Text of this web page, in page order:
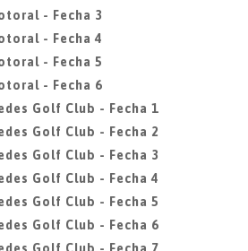
- Fecha 3
- Fecha 4
- Fecha 5
- Fecha 6
Golf Club - Fecha 1
Golf Club - Fecha 2
Golf Club - Fecha 3
Golf Club - Fecha 4
Golf Club - Fecha 5
Golf Club - Fecha 6